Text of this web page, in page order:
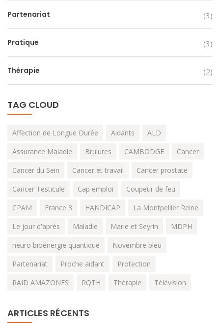
Partenariat (3)
Pratique (3)
Thérapie (2)
TAG CLOUD
Affection de Longue Durée Aidants
ALD
Assurance Maladie
Brulures CAMBODGE
Cancer
Cancer du Sein
Cancer et travail
Cancer prostate
Cancer Testicule
Cap emploi
Coupeur de feu
CPAM
France 3 HANDICAP
La Montpellier Reine
Le jour d'après
Maladie Marie et Seyrin
MDPH
neuro bioénergie quantique
Novembre bleu
Partenariat
Proche aidant
Protection
RAID AMAZONES
RQTH Thérapie Télévision
ARTICLES RÉCENTS